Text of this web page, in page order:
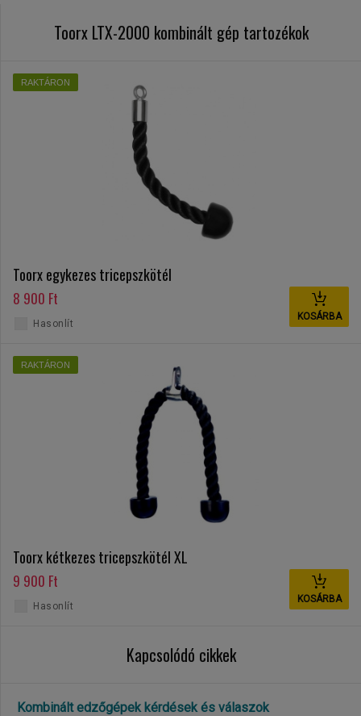
Toorx LTX-2000 kombinált gép tartozékok
RAKTÁRON
Toorx egykezes tricepszkötél
8 900 Ft
KOSÁRBA
Hasonlít
RAKTÁRON
Toorx kétkezes tricepszkötél XL
9 900 Ft
KOSÁRBA
Hasonlít
Kapcsolódó cikkek
Kombinált edzőgépek kérdések és válaszok